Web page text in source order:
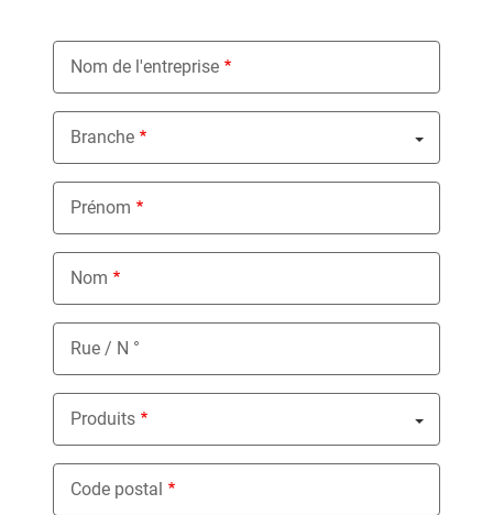
Nom de l'entreprise
Branche
Nothing selected
Prénom
Nom
Rue / N °
Produits
Nothing selected
Code postal